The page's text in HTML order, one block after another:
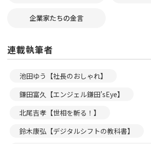
企業家たちの金言
連載執筆者
池田ゆう【社長のおしゃれ】
鎌田富久【エンジェル鎌田’sEye】
北尾吉孝【世相を斬る！】
鈴木康弘【デジタルシフトの教科書】